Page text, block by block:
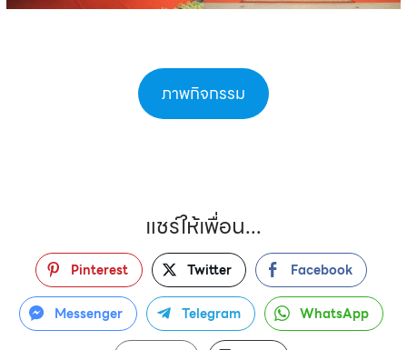
ภาพกิจกรรม
แชร์ให้เพื่อน...
Pinterest Twitter Facebook
Messenger Telegram WhatsApp